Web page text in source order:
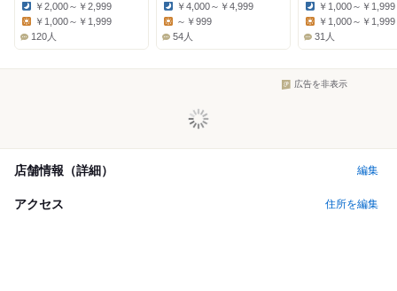
Dinner:
￥2,000～￥2,999
￥1,000～￥1,999
120人
Dinner:
￥4,000～￥4,999
Lunch:
～￥999
54人
Dinner:
￥1,000～￥1,999
Lunch:
￥1,000～￥1,999
31人
広告を非表示
店舗情報（詳細） 編集
アクセス 住所を編集